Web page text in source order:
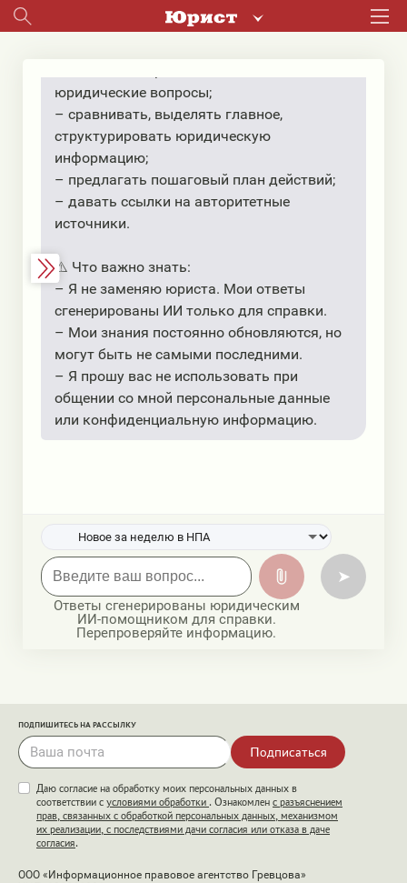
Республики Беларусь
юридические вопросы;
– сравнивать, выделять главное,
структурировать юридическую
информацию;
– предлагать пошаговый план действий;
– давать ссылки на авторитетные
источники.
⚠️ Что важно знать:
– Я не заменяю юриста. Мои ответы
сгенерированы ИИ только для справки.
– Мои знания постоянно обновляются, но
могут быть не самыми последними.
– Я прошу вас не использовать при
общении со мной персональные данные
или конфиденциальную информацию.
➤
Ответы сгенерированы юридическим
ИИ-помощником для справки.
Перепроверяйте информацию.
ПОДПИШИТЕСЬ НА РАССЫЛКУ
Подписаться
Даю согласие на обработку моих персональных данных в
соответствии с условиями обработки . Ознакомлен с разъяснением
прав, связанных с обработкой персональных данных, механизмом
их реализации, с последствиями дачи согласия или отказа в даче
согласия.
ООО «Информационное правовое агентство Гревцова»